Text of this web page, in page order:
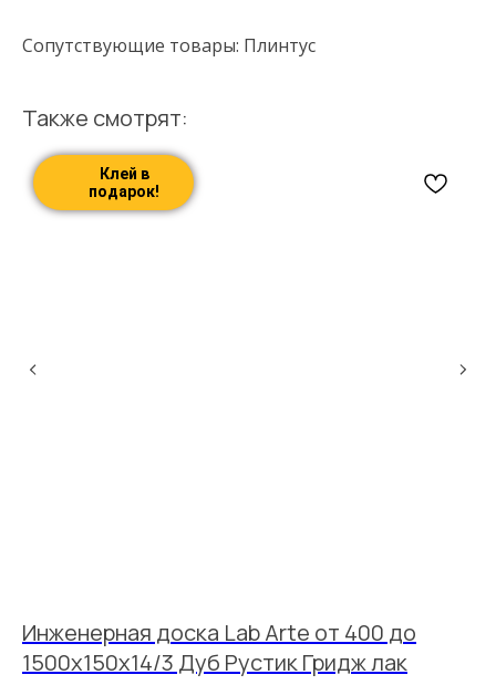
Сопутствующие товары: Плинтус
Также смотрят:
Клей в
подарок!
Инженерная доска Lab Arte от 400 до
1500х150х14/3 Дуб Рустик Гридж лак